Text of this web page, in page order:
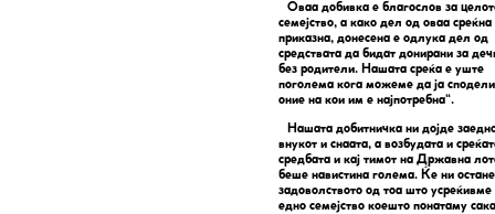
Оваа добивка е благослов за
семејство, а како дел од оваа среќна
приказна, донесена е одлука дел од
средствата да бидат донирани за
без родители. Нашата среќа е уште
поголема кога можеме да ја
оние на кои им е најпотребна“.
Нашата добитничка ни дојде
внукот и снаата, а возбудата и
средбата и кај тимот на Државна
беше навистина голема. Ќе ни остане
задоволството од тоа што
едно семејство коешто понатаму